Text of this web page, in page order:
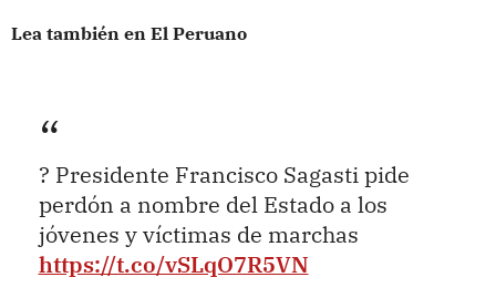
Lea también en El Peruano
? Presidente Francisco Sagasti pide
perdón a nombre del Estado a los
jóvenes y víctimas de marchas
https://t.co/vSLqO7R5VN